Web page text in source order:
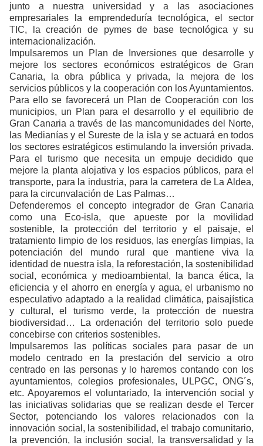
junto a nuestra universidad y a las asociaciones
empresariales la emprendeduría tecnológica, el sector
TIC, la creación de pymes de base tecnológica y su
internacionalización.
Impulsaremos un Plan de Inversiones que desarrolle y
mejore los sectores económicos estratégicos de Gran
Canaria, la obra pública y privada, la mejora de los
servicios públicos y la cooperación con los Ayuntamientos.
Para ello se favorecerá un Plan de Cooperación con los
municipios, un Plan para el desarrollo y el equilibrio de
Gran Canaria a través de las mancomunidades del Norte,
las Medianías y el Sureste de la isla y se actuará en todos
los sectores estratégicos estimulando la inversión privada.
Para el turismo que necesita un empuje decidido que
mejore la planta alojativa y los espacios públicos, para el
transporte, para la industria, para la carretera de La Aldea,
para la circunvalación de Las Palmas…
Defenderemos el concepto integrador de Gran Canaria
como una Eco-isla, que apueste por la movilidad
sostenible, la protección del territorio y el paisaje, el
tratamiento limpio de los residuos, las energías limpias, la
potenciación del mundo rural que mantiene viva la
identidad de nuestra isla, la reforestación, la sostenibilidad
social, económica y medioambiental, la banca ética, la
eficiencia y el ahorro en energía y agua, el urbanismo no
especulativo adaptado a la realidad climática, paisajística
y cultural, el turismo verde, la protección de nuestra
biodiversidad… La ordenación del territorio solo puede
concebirse con criterios sostenibles.
Impulsaremos las políticas sociales para pasar de un
modelo centrado en la prestación del servicio a otro
centrado en las personas y lo haremos contando con los
ayuntamientos, colegios profesionales, ULPGC, ONG´s,
etc. Apoyaremos el voluntariado, la intervención social y
las iniciativas solidarias que se realizan desde el Tercer
Sector, potenciando los valores relacionados con la
innovación social, la sostenibilidad, el trabajo comunitario,
la prevención, la inclusión social, la transversalidad y la